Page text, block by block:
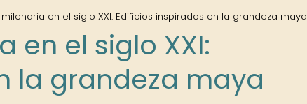
en el siglo XXI: Edificios inspirados en la grandeza maya
en el siglo XXI:
la grandeza maya